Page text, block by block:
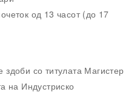
од 13 часот (до 17
со титулата Магистер
на Индустриско